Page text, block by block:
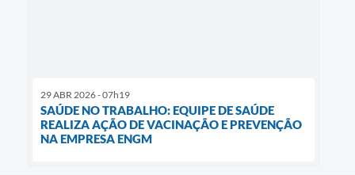
29 ABR 2026 - 07h19
SAÚDE NO TRABALHO: EQUIPE DE SAÚDE
REALIZA AÇÃO DE VACINAÇÃO E PREVENÇÃO
NA EMPRESA ENGM